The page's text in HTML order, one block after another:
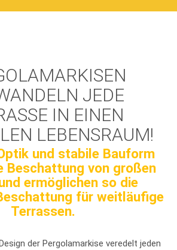
JEDE
IN EINEN
LEBENSRAUM!
und stabile Bauform
Beschattung von großen
ermöglichen so die
für weitläufige
Terrassen.
der Pergolamarkise veredelt jeden